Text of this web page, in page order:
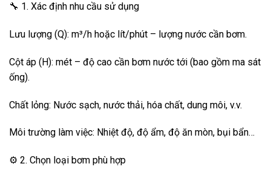
🔧 1. Xác định nhu cầu sử dụng
Lưu lượng (Q): m³/h hoặc lít/phút – lượng nước cần bơm.
Cột áp (H): mét – độ cao cần bơm nước tới (bao gồm ma sát
ống).
Chất lỏng: Nước sạch, nước thải, hóa chất, dung môi, v.v.
Môi trường làm việc: Nhiệt độ, độ ẩm, độ ăn mòn, bụi bẩn…
⚙️ 2. Chọn loại bơm phù hợp